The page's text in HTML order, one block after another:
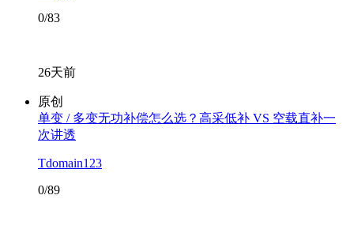
0/83
26天前
原创
单变 / 多变无功补偿怎么选？高采低补 VS 空载直补一
次讲透
Tdomain123
0/89